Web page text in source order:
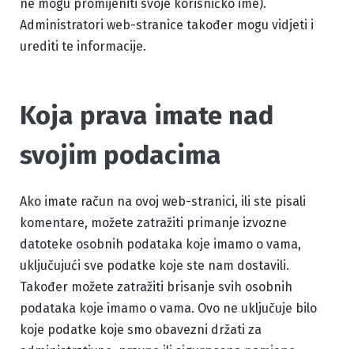
ne mogu promijeniti svoje korisničko ime).
Administratori web-stranice također mogu vidjeti i
urediti te informacije.
Koja prava imate nad
svojim podacima
Ako imate račun na ovoj web-stranici, ili ste pisali
komentare, možete zatražiti primanje izvozne
datoteke osobnih podataka koje imamo o vama,
uključujući sve podatke koje ste nam dostavili.
Također možete zatražiti brisanje svih osobnih
podataka koje imamo o vama. Ovo ne uključuje bilo
koje podatke koje smo obavezni držati za